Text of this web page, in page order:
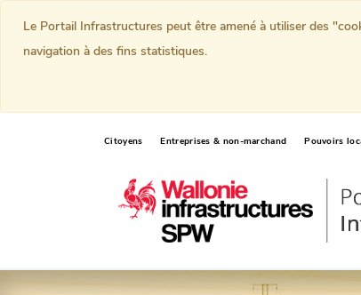
Citoyens Entreprises & non-marchand Pouvoirs
Le Portail Infrastructures peut être amené à utiliser des
navigation à des fins statistiques.